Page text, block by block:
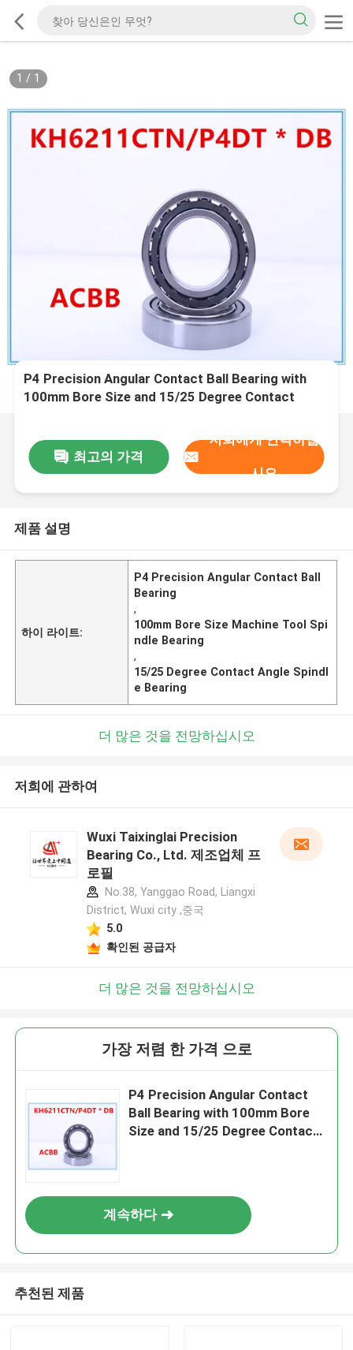
1 / 1
P4 Precision Angular Contact Ball Bearing with
100mm Bore Size and 15/25 Degree Contact
최고의 가격
저희에게 연락하십
시오
제품 설명
하이 라이트:
P4 Precision Angular Contact Ball
Bearing
,
100mm Bore Size Machine Tool Spi
ndle Bearing
,
15/25 Degree Contact Angle Spindl
e Bearing
더 많은 것을 전망하십시오
저희에 관하여
Wuxi Taixinglai Precision
Bearing Co., Ltd. 제조업체 프
로필
No.38, Yanggao Road, Liangxi
District, Wuxi city ,중국
5.0
확인된 공급자
더 많은 것을 전망하십시오
가장 저렴 한 가격 으로
P4 Precision Angular Contact
Ball Bearing with 100mm Bore
Size and 15/25 Degree Contact
계속하다
추천된 제품